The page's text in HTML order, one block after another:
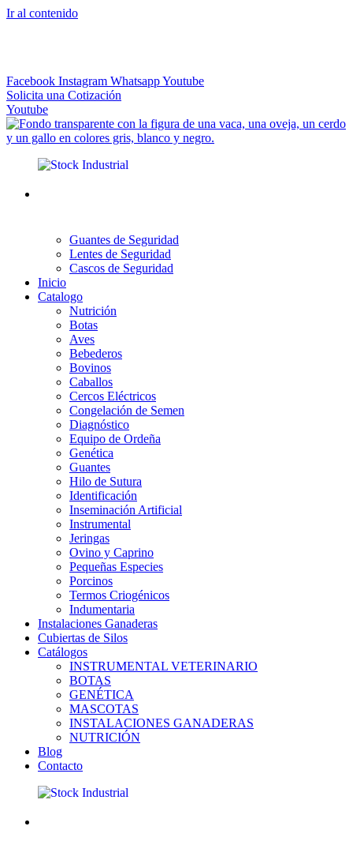
Ir al contenido
Facebook Instagram WhatsappYoutube
Solicita una Cotización
Youtube
Guantes de Seguridad
Lentes de Seguridad
Cascos de Seguridad
Inicio
Catalogo
Nutrición
Botas
Aves
Bebederos
Bovinos
Caballos
Cercos Eléctricos
Congelación de Semen
Diagnóstico
Equipo de Ordeña
Genética
Guantes
Hilo de Sutura
Identificación
Inseminación Artificial
Instrumental
Jeringas
Ovino y Caprino
Pequeñas Especies
Porcinos
Termos Criogénicos
Indumentaria
Instalaciones Ganaderas
Cubiertas de Silos
Catálogos
INSTRUMENTAL VETERINARIO
BOTAS
GENÉTICA
MASCOTAS
INSTALACIONES GANADERAS
NUTRICIÓN
Blog
Contacto